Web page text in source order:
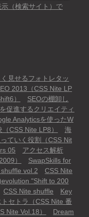
示（検索サイト）で
見せるフォトレタッ
2013（CSS Nite LP
）
SEOの棚卸し
促進するクリエイティ
Analyticsを使ったW
CSS Nite LP8）
海
ていく役割（CSS Nit
05
アクセス解析
）
SwapSkills for
vol.2
CSS Nite
"Shift to 200
CSS Nite shuffle
Key
セトラ（CSS Nite 番
Nite Vol.18）
Dream